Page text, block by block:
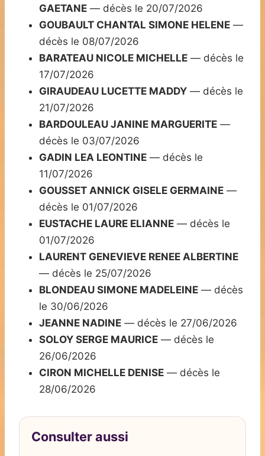
GAETANE — décès le 20/07/2026
GOUBAULT CHANTAL SIMONE HELENE —
décès le 08/07/2026
BARATEAU NICOLE MICHELLE — décès le
17/07/2026
GIRAUDEAU LUCETTE MADDY — décès le
21/07/2026
BARDOULEAU JANINE MARGUERITE —
décès le 03/07/2026
GADIN LEA LEONTINE — décès le
11/07/2026
GOUSSET ANNICK GISELE GERMAINE —
décès le 01/07/2026
EUSTACHE LAURE ELIANNE — décès le
01/07/2026
LAURENT GENEVIEVE RENEE ALBERTINE
— décès le 25/07/2026
BLONDEAU SIMONE MADELEINE — décès
le 30/06/2026
JEANNE NADINE — décès le 27/06/2026
SOLOY SERGE MAURICE — décès le
26/06/2026
CIRON MICHELLE DENISE — décès le
28/06/2026
Consulter aussi